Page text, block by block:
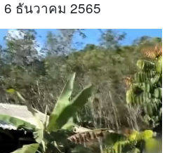
ธันวาคม 2565